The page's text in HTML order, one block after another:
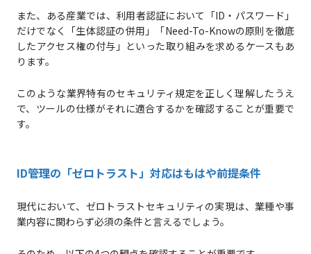
また、ある産業では、利用者認証において「ID・パスワード」
だけでなく「生体認証の併用」「Need-To-Knowの原則を徹底
したアクセス権の付与」といった取り組みを求めるケースもあ
ります。
このような業界特有のセキュリティ規定を正しく理解したうえ
で、ツールの仕様がそれに適合するかを確認することが重要で
す。
ID管理の「ゼロトラスト」対応はもはや前提条件
現代において、ゼロトラストセキュリティの実現は、業種や事
業内容に関わらず必須の条件と言えるでしょう。